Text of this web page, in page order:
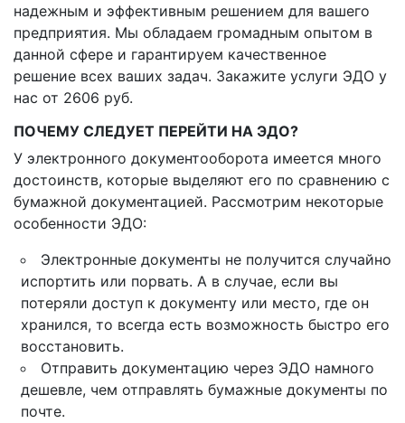
надежным и эффективным решением для вашего
предприятия. Мы обладаем громадным опытом в
данной сфере и гарантируем качественное
решение всех ваших задач. Закажите услуги ЭДО у
нас от 2606 руб.
ПОЧЕМУ СЛЕДУЕТ ПЕРЕЙТИ НА ЭДО?
У электронного документооборота имеется много
достоинств, которые выделяют его по сравнению с
бумажной документацией. Рассмотрим некоторые
особенности ЭДО:
Электронные документы не получится случайно
испортить или порвать. А в случае, если вы
потеряли доступ к документу или место, где он
хранился, то всегда есть возможность быстро его
восстановить.
Отправить документацию через ЭДО намного
дешевле, чем отправлять бумажные документы по
почте.